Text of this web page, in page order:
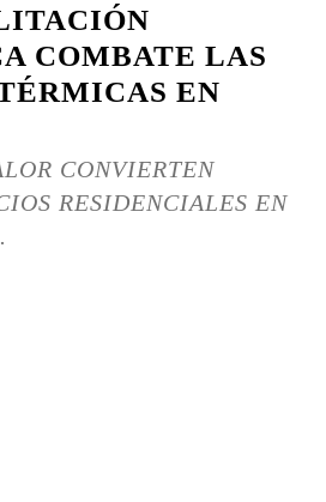
COMBATE LAS
EN
CONVIERTEN
RESIDENCIALES EN